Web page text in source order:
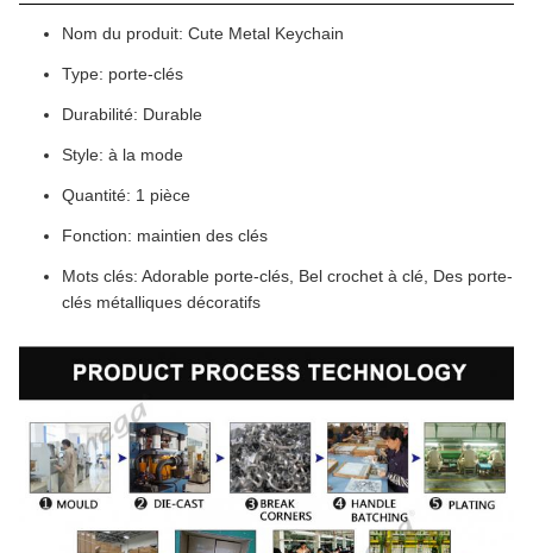
Nom du produit: Cute Metal Keychain
Type: porte-clés
Durabilité: Durable
Style: à la mode
Quantité: 1 pièce
Fonction: maintien des clés
Mots clés: Adorable porte-clés, Bel crochet à clé, Des porte-
clés métalliques décoratifs